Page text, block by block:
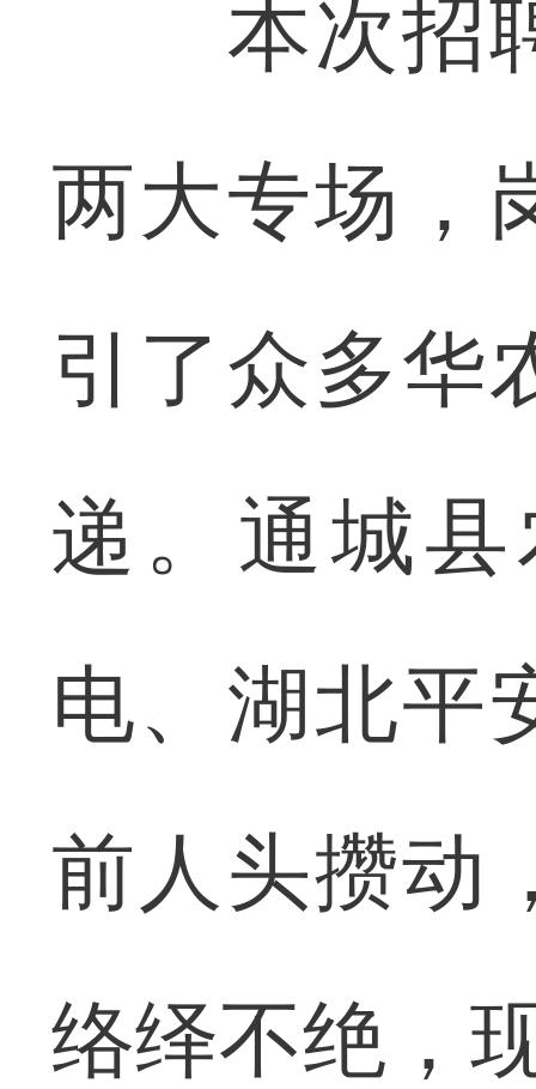
本次招聘
两大专场，
引了众多华
递。通城
电、湖北平
前人头攒动
络绎不绝，